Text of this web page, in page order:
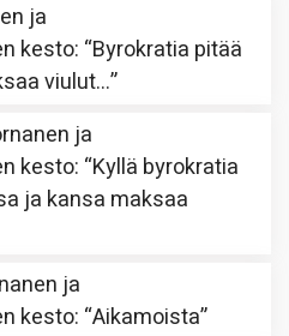
ja
kesto: “Byrokratia pitää
viulut…”
ja
kesto: “Kyllä byrokratia
ja kansa maksaa
ja
kesto: “Aikamoista”